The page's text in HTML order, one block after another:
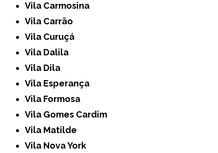
Vila Carmosina
Vila Carrão
Vila Curuçá
Vila Dalila
Vila Dila
Vila Esperança
Vila Formosa
Vila Gomes Cardim
Vila Matilde
Vila Nova York